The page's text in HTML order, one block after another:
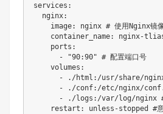
services :
nginx:
image: nginx # 使用Nginx镜
container_name: nginx-
ports :
-
"90:90" # 配置端口号
volumes :
- ./html : /usr/share/
- ./conf: /etc/nginx/
- ./logs : /var/log/nginx
restart : unless -stopped #